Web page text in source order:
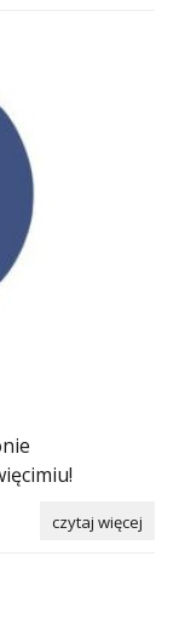
czytaj więcej